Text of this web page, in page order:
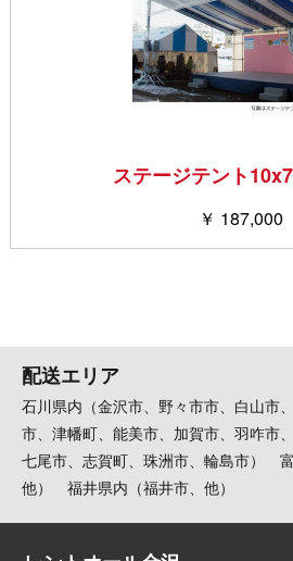
ステージテント
￥ 187,000
配送エリア
石川県内（金沢市、野々市市、白山市
市、津幡町、能美市、加賀市、羽咋市
七尾市、志賀町、珠洲市、輪島市） 富
他） 福井県内（福井市、他）